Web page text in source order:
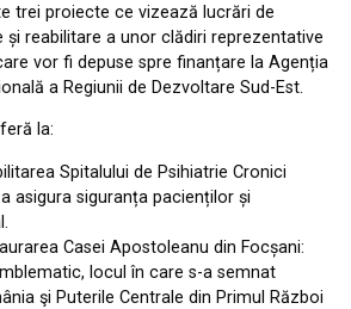
trei proiecte ce vizează lucrări de
și reabilitare a unor clădiri reprezentative
vor fi depuse spre finanțare la Agenția
a Regiunii de Dezvoltare Sud-Est.
la:
Spitalului de Psihiatrie Cronici
asigura siguranța pacienților și
Casei Apostoleanu din Focșani:
locul în care s-a semnat
şi Puterile Centrale din Primul Război